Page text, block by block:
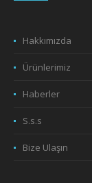
Hakkımızda
Ürünlerimiz
Haberler
S.s.s
Bize Ulaşın